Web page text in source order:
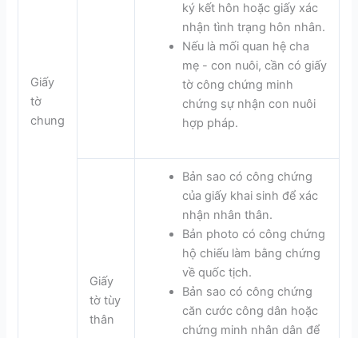
Giấy
tờ
chung
ký kết hôn hoặc giấy xác
nhận tình trạng hôn nhân.
Nếu là mối quan hệ cha
mẹ - con nuôi, cần có giấy
tờ công chứng minh
chứng sự nhận con nuôi
hợp pháp.
Giấy
tờ tùy
thân
Bản sao có công chứng
của giấy khai sinh để xác
nhận nhân thân.
Bản photo có công chứng
hộ chiếu làm bằng chứng
về quốc tịch.
Bản sao có công chứng
căn cước công dân hoặc
chứng minh nhân dân để